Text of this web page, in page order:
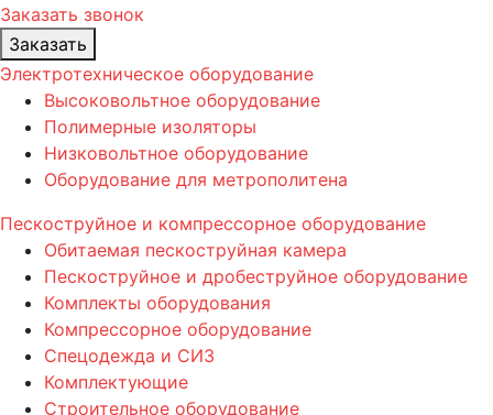
Заказать звонок
Заказать
Электротехническое оборудование
Высоковольтное оборудование
Полимерные изоляторы
Низковольтное оборудование
Оборудование для метрополитена
Пескоструйное и компрессорное оборудование
Обитаемая пескоструйная камера
Пескоструйное и дробеструйное оборудование
Комплекты оборудования
Компрессорное оборудование
Спецодежда и СИЗ
Комплектующие
Строительное оборудование